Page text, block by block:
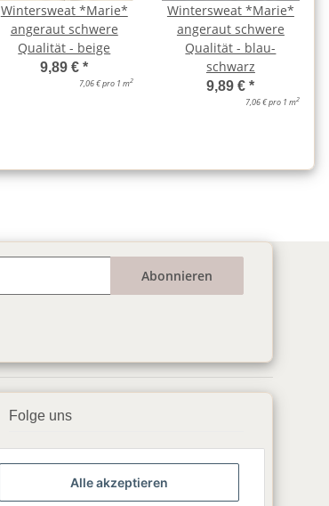
Wintersweat *Marie*
angeraut schwere
Qualität - beige
9,89 €*
7,06 € pro 1 m2
Wintersweat *Marie*
angeraut schwere
Qualität - blau-
schwarz
9,89 €*
7,06 € pro 1 m2
Abonnieren
Folge uns
▶️ YouTube
Alle akzeptieren